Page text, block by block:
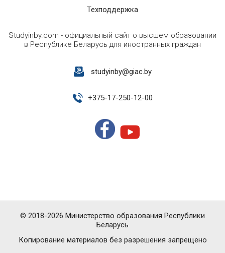
Техподдержка
Studyinby.com - официальный сайт о высшем образовании
в Республике Беларусь для иностранных граждан
studyinby@giac.by
+375-17-250-12-00
Копирование материалов без разрешения запрещено
© 2018-2026 Министерство образования Республики
Беларусь